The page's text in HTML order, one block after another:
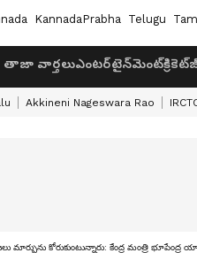
KannadaPrabha Telugu
తాజా వార్తలుఎంటర్‌టైన్‌మెంట్క్రికెట్
Akkineni Nageswara Rao
మార్పును కోరుకుంటున్నారు: కేంద్ర మంత్రి భూపేంద్ర